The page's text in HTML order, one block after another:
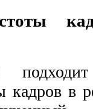
кадров в